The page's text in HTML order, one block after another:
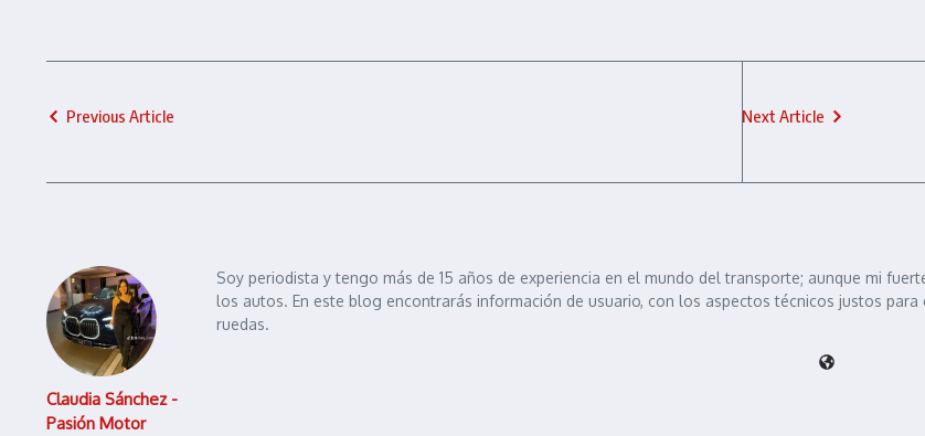
Previous Article Next Article
Claudia Sánchez -
Pasión Motor
Soy periodista y tengo más de 15 años de experiencia en el mundo del transporte; aunque mi
los autos. En este blog encontrarás información de usuario, con los aspectos técnicos justos
ruedas.